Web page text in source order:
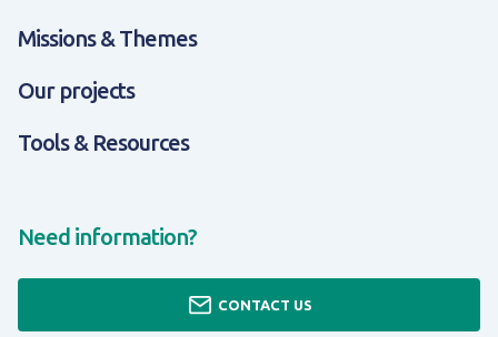
Missions & Themes
Our projects
Tools & Resources
Need information?
CONTACT US